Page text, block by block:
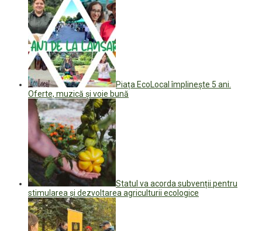
Piața EcoLocal împlinește 5 ani.
Oferte, muzică și voie bună
Statul va acorda subvenții pentru
stimularea și dezvoltarea agriculturii ecologice